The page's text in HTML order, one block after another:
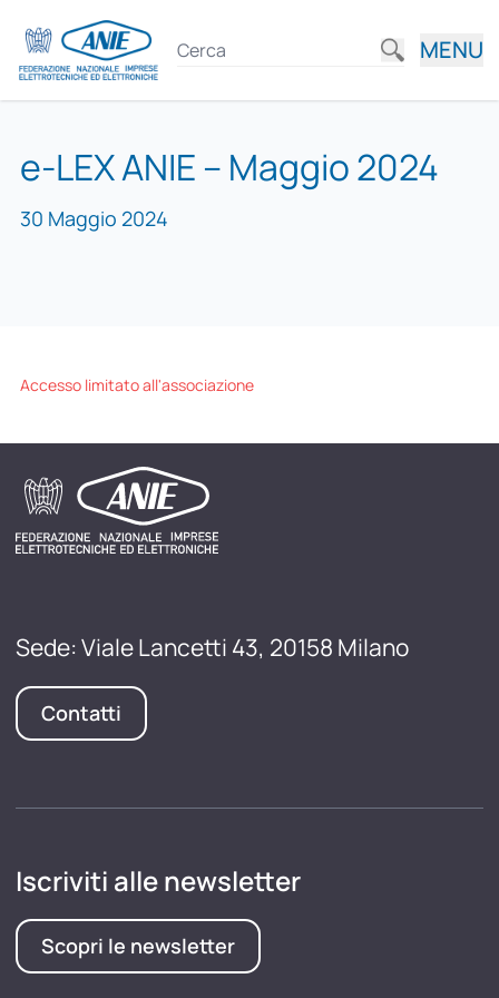
MENU
e-LEX ANIE – Maggio 2024
30 Maggio 2024
Accesso limitato all'associazione
Sede: Viale Lancetti 43, 20158 Milano
Contatti
Iscriviti alle newsletter
Scopri le newsletter